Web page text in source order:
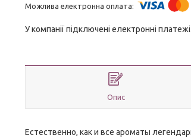
У компанії підключені електронні
Опис
Естественно, как и все ароматы